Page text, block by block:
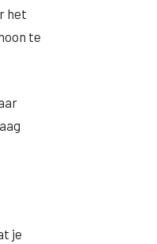
het
te
je